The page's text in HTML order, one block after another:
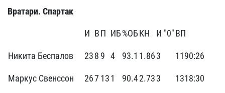
Вратари. Спартак
И ВП ИБ%ОБКН И "0"ВП
Никита Беспалов 238 9 4 93.1 1.863 1190:26
Маркус Свенссон 267 131 90.42.733 1318:30